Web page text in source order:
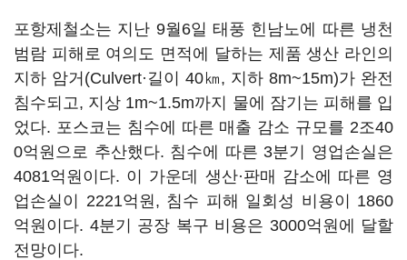
포항제철소는 지난 9월6일 태풍 힌남노에 따른 냉천
범람 피해로 여의도 면적에 달하는 제품 생산 라인의
지하 암거(Culvert·길이 40㎞, 지하 8m~15m)가 완전
침수되고, 지상 1m~1.5m까지 물에 잠기는 피해를 입
었다. 포스코는 침수에 따른 매출 감소 규모를 2조40
0억원으로 추산했다. 침수에 따른 3분기 영업손실은
4081억원이다. 이 가운데 생산·판매 감소에 따른 영
업손실이 2221억원, 침수 피해 일회성 비용이 1860
억원이다. 4분기 공장 복구 비용은 3000억원에 달할
전망이다.